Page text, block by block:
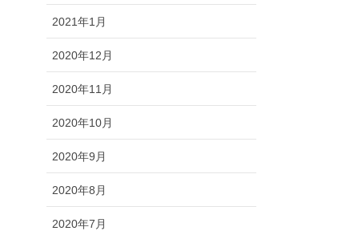
2021年1月
2020年12月
2020年11月
2020年10月
2020年9月
2020年8月
2020年7月